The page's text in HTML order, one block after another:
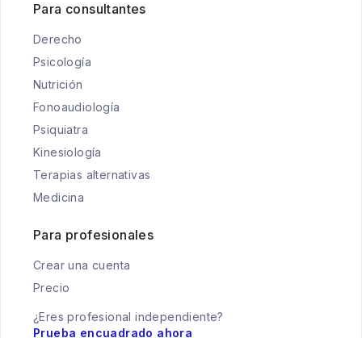
Para consultantes
Derecho
Psicología
Nutrición
Fonoaudiología
Psiquiatra
Kinesiología
Terapias alternativas
Medicina
Para profesionales
Crear una cuenta
Precio
¿Eres profesional independiente?
Prueba encuadrado ahora